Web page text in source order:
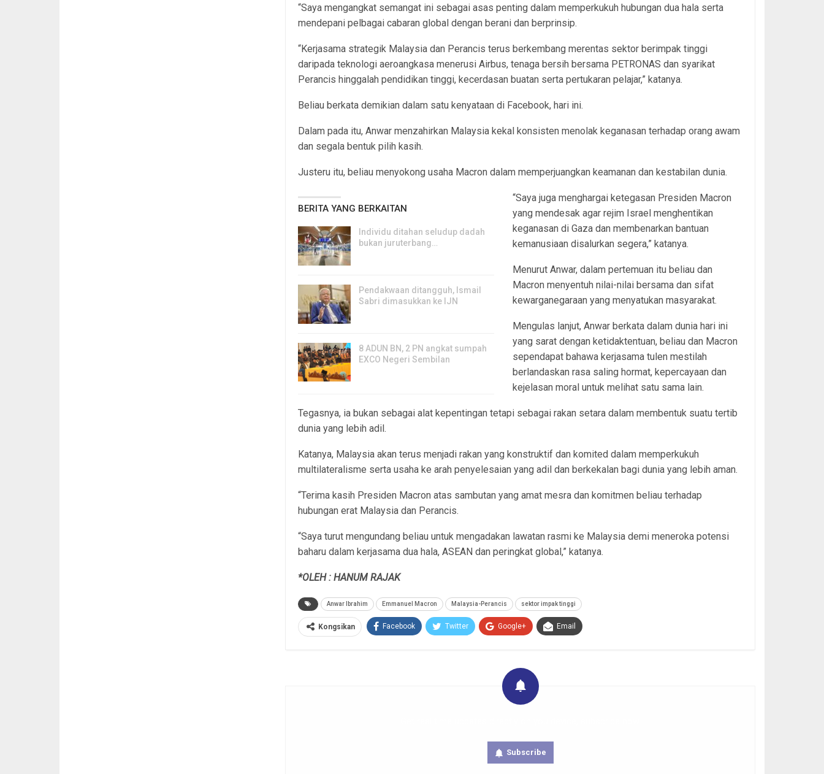
“Saya mengangkat semangat ini sebagai asas penting dalam memperkukuh hubungan dua hala serta
mendepani pelbagai cabaran global dengan berani dan berprinsip.
“Kerjasama strategik Malaysia dan Perancis terus berkembang merentas sektor berimpak tinggi
daripada teknologi aeroangkasa menerusi Airbus, tenaga bersih bersama PETRONAS dan syarikat
Perancis hinggalah pendidikan tinggi, kecerdasan buatan serta pertukaran pelajar,” katanya.
Beliau berkata demikian dalam satu kenyataan di Facebook, hari ini.
Dalam pada itu, Anwar menzahirkan Malaysia kekal konsisten menolak keganasan terhadap orang awam
dan segala bentuk pilih kasih.
Justeru itu, beliau menyokong usaha Macron dalam memperjuangkan keamanan dan kestabilan dunia.
BERITA YANG BERKAITAN
Individu ditahan seludup dadah
bukan juruterbang…
Pendakwaan ditangguh, Ismail
Sabri dimasukkan ke IJN
8 ADUN BN, 2 PN angkat sumpah
EXCO Negeri Sembilan
“Saya juga menghargai ketegasan Presiden Macron
yang mendesak agar rejim Israel menghentikan
keganasan di Gaza dan membenarkan bantuan
kemanusiaan disalurkan segera,” katanya.
Menurut Anwar, dalam pertemuan itu beliau dan
Macron menyentuh nilai-nilai bersama dan sifat
kewarganegaraan yang menyatukan masyarakat.
Mengulas lanjut, Anwar berkata dalam dunia hari ini
yang sarat dengan ketidaktentuan, beliau dan Macron
sependapat bahawa kerjasama tulen mestilah
berlandaskan rasa saling hormat, kepercayaan dan
kejelasan moral untuk melihat satu sama lain.
Tegasnya, ia bukan sebagai alat kepentingan tetapi sebagai rakan setara dalam membentuk suatu tertib
dunia yang lebih adil.
Katanya, Malaysia akan terus menjadi rakan yang konstruktif dan komited dalam memperkukuh
multilateralisme serta usaha ke arah penyelesaian yang adil dan berkekalan bagi dunia yang lebih aman.
“Terima kasih Presiden Macron atas sambutan yang amat mesra dan komitmen beliau terhadap
hubungan erat Malaysia dan Perancis.
“Saya turut mengundang beliau untuk mengadakan lawatan rasmi ke Malaysia demi meneroka potensi
baharu dalam kerjasama dua hala, ASEAN dan peringkat global,” katanya.
*OLEH : HANUM RAJAK
Anwar Ibrahim Emmanuel Macron Malaysia-Perancis sektor impak tinggi
Kongsikan Facebook Twitter Google+ Email
Subscribe